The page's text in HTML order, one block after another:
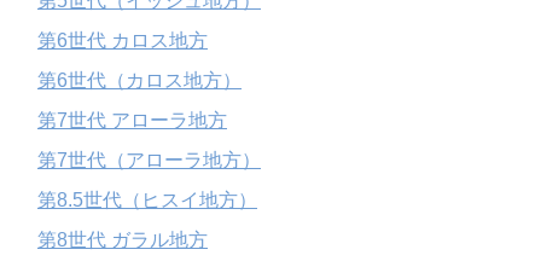
第6世代 カロス地方
第6世代（カロス地方）
第7世代 アローラ地方
第7世代（アローラ地方）
第8.5世代（ヒスイ地方）
第8世代 ガラル地方